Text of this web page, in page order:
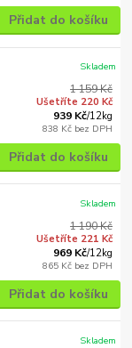
Přidat do košíku
1 159 Kč
Ušetříte 220 Kč
939 Kč/12kg
838 Kč bez DPH
Skladem
Přidat do košíku
1 190 Kč
Ušetříte 221 Kč
969 Kč/12kg
865 Kč bez DPH
Skladem
Přidat do košíku
Skladem